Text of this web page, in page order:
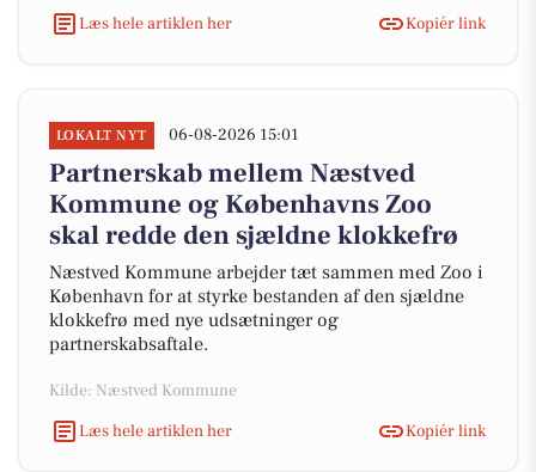
Læs hele artiklen her Kopiér link
LOKALT NYT 06-08-2026 15:01
Partnerskab mellem Næstved
Kommune og Københavns Zoo
skal redde den sjældne klokkefrø
Næstved Kommune arbejder tæt sammen med Zoo i
København for at styrke bestanden af den sjældne
klokkefrø med nye udsætninger og
partnerskabsaftale.
Kilde: Næstved Kommune
Læs hele artiklen her
Kopiér link